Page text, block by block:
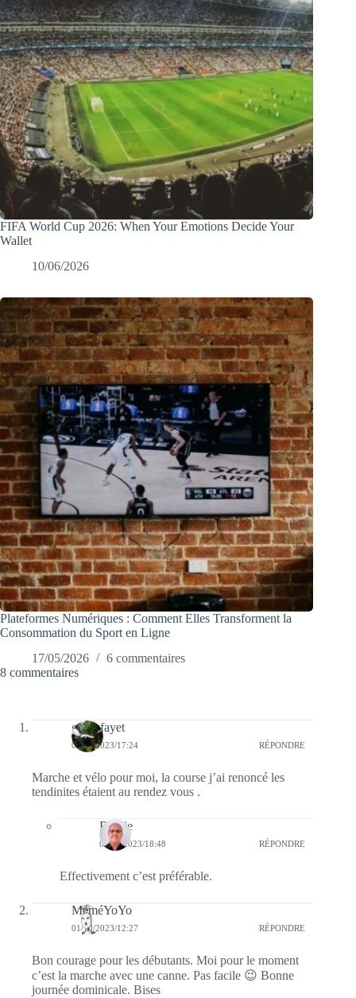
FIFA World Cup 2026: When Your Emotions Decide Your
Wallet
10/06/2026
Plateformes Numériques : Comment Elles Transforment la
Consommation du Sport en Ligne
17/05/2026
6 commentaires
8 commentaires
giselefayet
01/10/2023/17:24 RÉPONDRE
Marche et vélo pour moi, la course j’ai renoncé les
tendinites étaient au rendez vous .
Bernie
02/10/2023/18:48 RÉPONDRE
Effectivement c’est préférable.
MéméYoYo
01/10/2023/12:27 RÉPONDRE
Bon courage pour les débutants. Moi pour le moment
c’est la marche avec une canne. Pas facile 😉 Bonne
journée dominicale. Bises